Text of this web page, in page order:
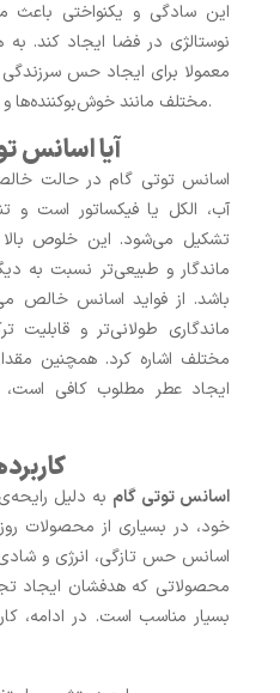
این سادگی و یکنواختی
نوستالژی در فضا ایجاد کند. به
معمولا برای ایجاد حس
مختلف مانند خوش‌بوکننده‌ها و لوازم بهداشتی استفاده می‌شود.
آیا اسانس
اسانس توتی گام در حالت
آب، الکل یا فیکساتور است و
تشکیل می‌شود. این خلوص
ماندگار و طبیعی‌تر نسبت به
باشد. از فواید اسانس خالص
ماندگاری طولانی‌تر و قابلیت
مختلف اشاره کرد. همچنین
ایجاد عطر مطلوب کافی است،
اسانس توتی گام به دلیل
خود، در بسیاری از محصولات
اسانس حس تازگی، انرژی و
محصولاتی که هدفشان ایجاد
بسیار مناسب است. در ادامه،